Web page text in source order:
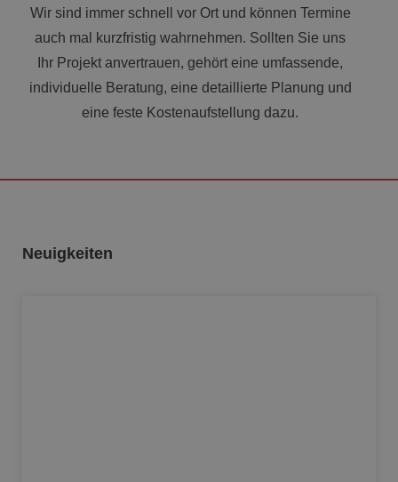
Wir sind immer schnell vor Ort und können Termine
auch mal kurzfristig wahrnehmen. Sollten Sie uns
Ihr Projekt anvertrauen, gehört eine umfassende,
individuelle Beratung, eine detaillierte Planung und
eine feste Kostenaufstellung dazu.
Neuigkeiten